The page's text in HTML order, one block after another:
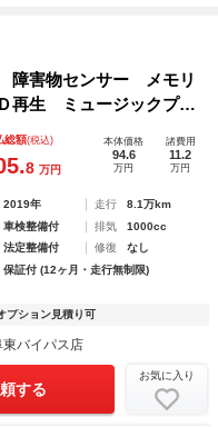
害物センサー メモリ
生 ミュージックプレ
スマートキー アイド
ロール
総額(税込)
8 万円
本体価格
94.6
万円
諸費用
11.2
万円
2019年 走行
8.1万km
車検整備付 排気
1000cc
法定整備付 修復
なし
保証付 (12ヶ月・走行無制限)
プション見積り可
バイパス店
する
お気に入り